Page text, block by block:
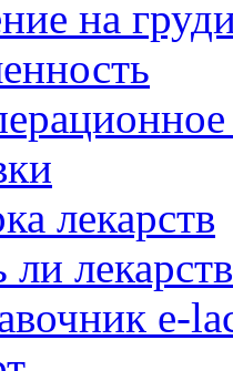
на
лекарств
ли
e-